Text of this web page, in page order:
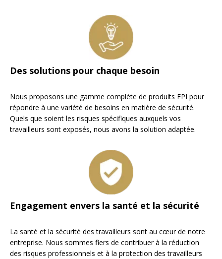
Des solutions pour chaque besoin
Nous proposons une gamme complète de produits EPI pour
répondre à une variété de besoins en matière de sécurité.
Quels que soient les risques spécifiques auxquels vos
travailleurs sont exposés, nous avons la solution adaptée.
Engagement envers la santé et la sécurité
La santé et la sécurité des travailleurs sont au cœur de notre
entreprise. Nous sommes fiers de contribuer à la réduction
des risques professionnels et à la protection des travailleurs